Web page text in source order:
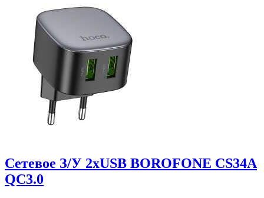
Сетевое З/У 2xUSB BOROFONE CS34A
QC3.0